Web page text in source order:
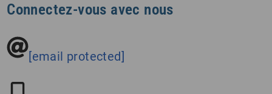
Connectez-vous avec nous
[email protected]